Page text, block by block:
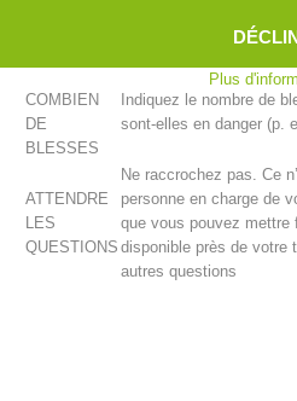
Centres de secours
„Un randonneur à des
COMBIEN
DE
BLESSES
Indiquez le nombre de
sont-elles en danger (p.
ATTENDRE
LES
QUESTIONS
Ne raccrochez pas. Ce
personne en charge de
que vous pouvez mettre
disponible près de votre
autres questions
Plus